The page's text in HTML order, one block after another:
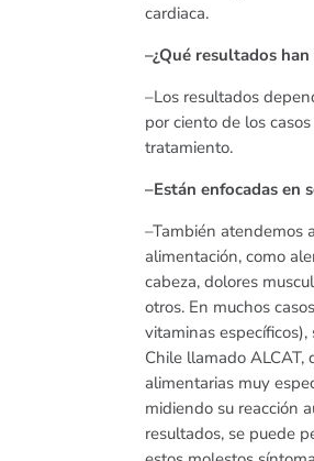
cardiaca.
–¿Qué resultados
–Los resultados
por ciento de los
tratamiento.
–Están enfocadas en
–También atendemos
alimentación, como
cabeza, dolores
otros. En muchos
vitaminas
Chile llamado ALCAT,
alimentarias muy
midiendo su reacción
resultados, se puede